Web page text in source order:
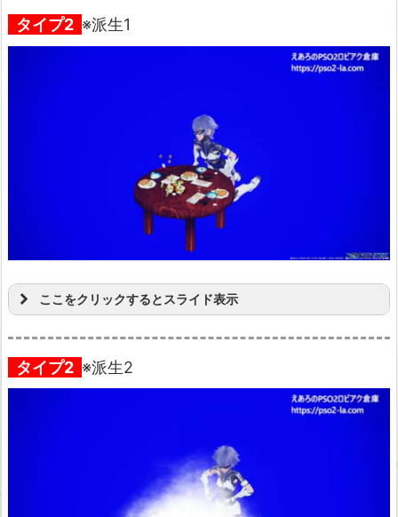
タイプ2 ※派生1
ここをクリックするとスライド表示
タイプ2 ※派生2